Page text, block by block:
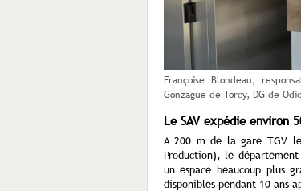
Françoise Blondeau,
Gonzague de Torcy, DG de
Le SAV expédie environ
A 200 m de la gare TGV
Production), le
un espace beaucoup plus
disponibles pendant 10 ans